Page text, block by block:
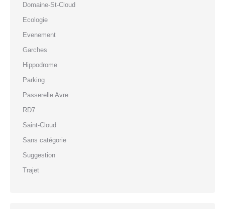
Domaine-St-Cloud
Ecologie
Evenement
Garches
Hippodrome
Parking
Passerelle Avre
RD7
Saint-Cloud
Sans catégorie
Suggestion
Trajet